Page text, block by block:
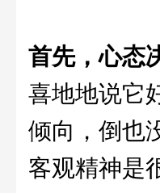
首先，心态
喜地地说它
倾向，倒也
客观精神是